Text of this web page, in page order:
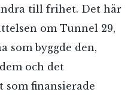
till frihet. Det här
om Tunnel 29,
som byggde den,
och det
som finansierade